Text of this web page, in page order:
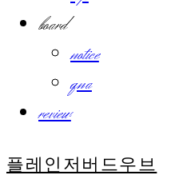
board
notice
qna
review
플레인저버드우브